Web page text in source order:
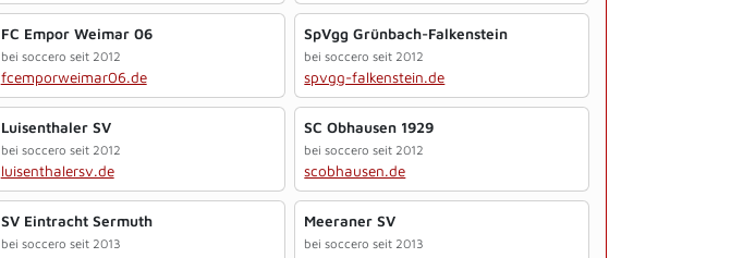
FC Empor Weimar 06
bei soccero seit 2012
fcemporweimar06.de
SpVgg Grünbach-Falkenstein
bei soccero seit 2012
spvgg-falkenstein.de
Luisenthaler SV
bei soccero seit 2012
luisenthalersv.de
SC Obhausen 1929
bei soccero seit 2012
scobhausen.de
SV Eintracht Sermuth
bei soccero seit 2013
Meeraner SV
bei soccero seit 2013